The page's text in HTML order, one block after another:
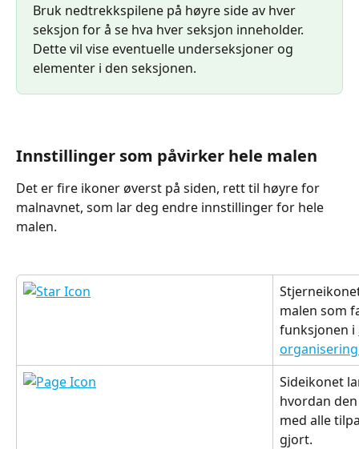
Bruk nedtrekkspilene på høyre side av hver
seksjon for å se hva hver seksjon inneholder.
Dette vil vise eventuelle underseksjoner og
elementer i den seksjonen.
Innstillinger som påvirker hele malen
Det er fire ikoner øverst på siden, rett til høyre for
malnavnet, som lar deg endre innstillinger for hele
malen.
malen som
funksjonen i
Sideikonet
hvordan
med alle
gjort.